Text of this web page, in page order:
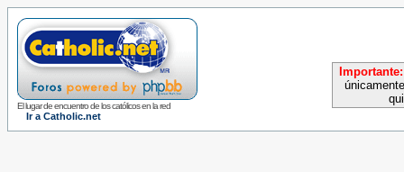
El lugar de encuentro de los católicos en la red
Ir a Catholic.net
Importante: